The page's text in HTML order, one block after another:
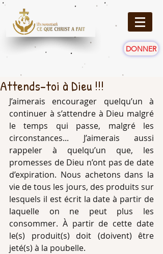
DONNER
Attends-toi à Dieu !!!
J’aimerais encourager quelqu’un à
continuer à s’attendre à Dieu malgré
le temps qui passe, malgré les
circonstances... J’aimerais aussi
rappeler à quelqu’un que, les
promesses de Dieu n’ont pas de date
d’expiration. Nous achetons dans la
vie de tous les jours, des produits sur
lesquels il est écrit la date à partir de
laquelle on ne peut plus les
consommer. À partir de cette date
le(s) produit(s) doit (doivent) être
jeté(s) à la poubelle.